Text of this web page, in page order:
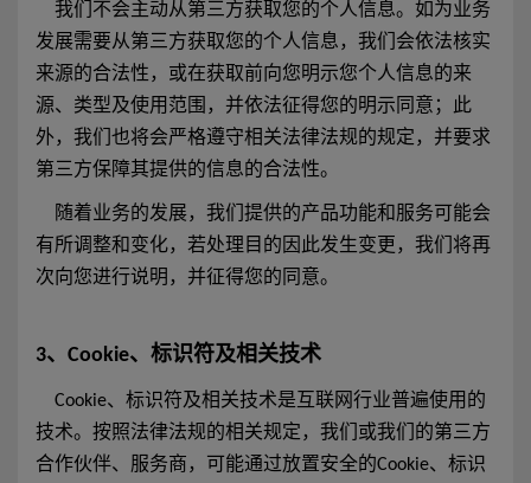
我们不会主动从第三方获取您的个人信息。如为业务
发展需要从第三方获取您的个人信息，我们会依法核实
来源的合法性，或在获取前向您明示您个人信息的来
源、类型及使用范围，并依法征得您的明示同意；此
外，我们也将会严格遵守相关法律法规的规定，并要求
第三方保障其提供的信息的合法性。
随着业务的发展，我们提供的产品功能和服务可能会
有所调整和变化，若处理目的因此发生变更，我们将再
次向您进行说明，并征得您的同意。
3、Cookie、标识符及相关技术
Cookie、标识符及相关技术是互联网行业普遍使用的
技术。按照法律法规的相关规定，我们或我们的第三方
合作伙伴、服务商，可能通过放置安全的Cookie、标识